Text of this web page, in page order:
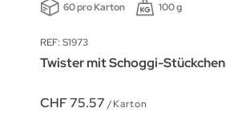
60 pro Karton 100 g
REF: S1973
Twister mit Schoggi-Stückchen
CHF 75.57 /Karton